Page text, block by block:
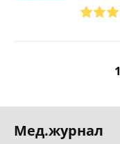
1
Мед.журнал